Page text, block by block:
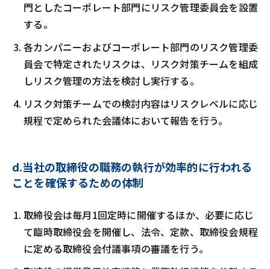
門としたコーポレート部門にリスク管理委員会を設置
する。
各カンパニーおよびコーポレート部門のリスク管理委
員会で特定されたリスクは、リスク対策チームを組成
しリスク管理の方法を検討し実行する。
リスク対策チームでの検討内容はリスクレベルに応じ
規程で定められた会議体において報告を行う。
d.当社の取締役の職務の執行が効率的に行われる
ことを確保するための体制
取締役会は毎月1回定時に開催するほか、必要に応じ
て臨時取締役会を開催し、法令、定款、取締役会規程
に定める取締役会付議事項の審議を行う。